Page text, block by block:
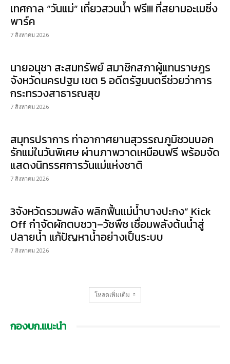
เทศกาล “วันแม่” เที่ยวสวนน้ำ ฟรี!!! ที่สยามอะเมซิ่ง
พาร์ค
7 สิงหาคม 2026
นายอนุชา สะสมทรัพย์ สมาชิกสภาผู้แทนราษฎร
จังหวัดนครปฐม เขต 5 อดีตรัฐมนตรีช่วยว่าการ
กระทรวงสาธารณสุข
7 สิงหาคม 2026
สมุทรปราการ ท่าอากาศยานสุวรรณภูมิชวนบอก
รักแม่ในวันพิเศษ ผ่านภาพวาดเหมือนฟรี พร้อมจัด
แสดงนิทรรศการวันแม่แห่งชาติ
7 สิงหาคม 2026
3จังหวัดรวมพลัง พลิกฟื้นแม่น้ำบางปะกง” Kick
Off กำจัดผักตบชวา–วัชพืช เชื่อมพลังต้นน้ำสู่
ปลายน้ำ แก้ปัญหาน้ำอย่างเป็นระบบ
7 สิงหาคม 2026
โหลดเพิ่มเติม
กองบก.แนะนำ